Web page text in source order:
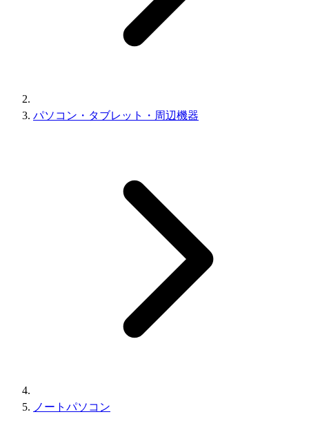
パソコン・タブレット・周辺機器
ノートパソコン